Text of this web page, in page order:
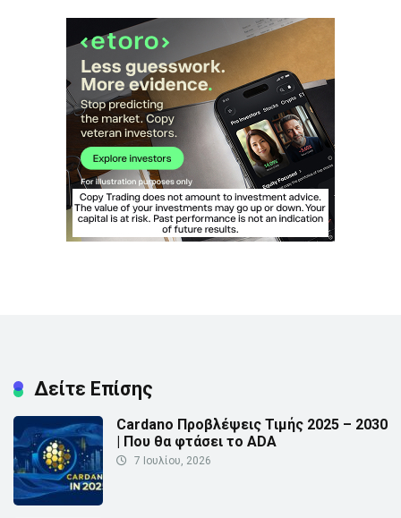
Δείτε Επίσης
Cardano Προβλέψεις Τιμής 2025 – 2030
| Που θα φτάσει το ADA
7 Ιουλίου, 2026